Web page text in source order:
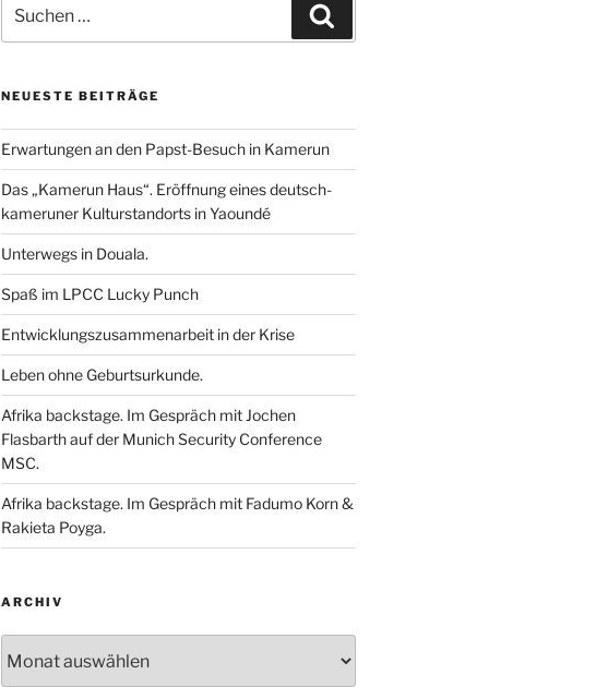
b
o
k
t
e
d
n
A
n
nach:
NEUESTE BEITRÄGE
Erwartungen an den Papst-Besuch in Kamerun
Das „Kamerun Haus“. Eröffnung eines deutsch-
kameruner Kulturstandorts in Yaoundé
Unterwegs in Douala.
Spaß im LPCC Lucky Punch
Entwicklungszusammenarbeit in der Krise
Leben ohne Geburtsurkunde.
Afrika backstage. Im Gespräch mit Jochen
Flasbarth auf der Munich Security Conference
MSC.
Afrika backstage. Im Gespräch mit Fadumo Korn &
Rakieta Poyga.
ARCHIV